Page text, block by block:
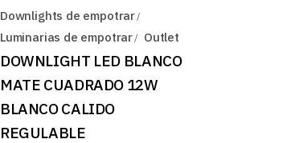
Downlights de empotrar
Luminarias de empotrar
Outlet
DOWNLIGHT LED BLANCO
MATE CUADRADO 12W
BLANCO CALIDO
REGULABLE